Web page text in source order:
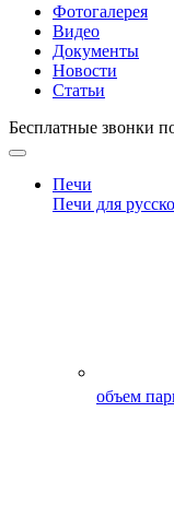
Фотогалерея
Видео
Документы
Новости
Статьи
Бесплатные звонки
Печи
Печи для
объем